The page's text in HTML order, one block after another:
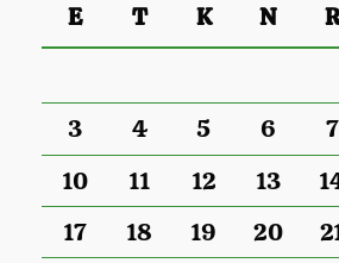
E T K N R
3
4 5 6 7
10
11 12 13
17
18 19 20